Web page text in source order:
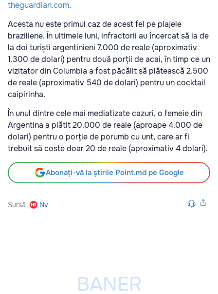
theguardian.com.
Acesta nu este primul caz de acest fel pe plajele
braziliene. În ultimele luni, infractorii au încercat să ia de
la doi turiști argentinieni 7.000 de reale (aproximativ
1.300 de dolari) pentru două porții de acaí, în timp ce un
vizitator din Columbia a fost păcălit să plătească 2.500
de reale (aproximativ 540 de dolari) pentru un cocktail
caipirinha.
În unul dintre cele mai mediatizate cazuri, o femeie din
Argentina a plătit 20.000 de reale (aproape 4.000 de
dolari) pentru o porție de porumb cu unt, care ar fi
trebuit să coste doar 20 de reale (aproximativ 4 dolari).
Abonați-vă la știrile Point.md pe Google
Sursă Nv